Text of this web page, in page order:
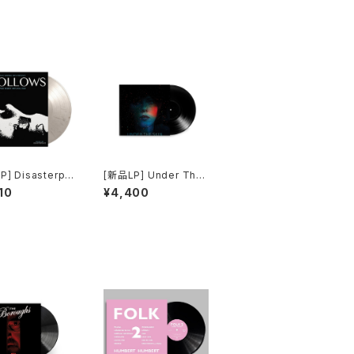
Disasterpe
Follows (lim
and whit
[新品LP] Under The
Skin OST -Mica Lev
i / アンダー・ザ・スキン
¥4,400